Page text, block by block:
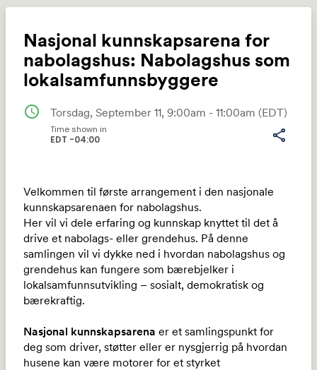
Nasjonal kunnskapsarena for
nabolagshus: Nabolagshus som
lokalsamfunnsbyggere
schedule Torsdag, September 11, 9:00am - 11:00am (EDT)
share
Time shown in
EDT -04:00
Velkommen til første arrangement i den nasjonale
kunnskapsarenaen for nabolagshus.
Her vil vi dele erfaring og kunnskap knyttet til det å
drive et nabolags- eller grendehus. På denne
samlingen vil vi dykke ned i hvordan nabolagshus og
grendehus kan fungere som bærebjelker i
lokalsamfunnsutvikling – sosialt, demokratisk og
bærekraftig.
Nasjonal kunnskapsarena er et samlingspunkt for
deg som driver, støtter eller er nysgjerrig på hvordan
husene kan være motorer for et styrket